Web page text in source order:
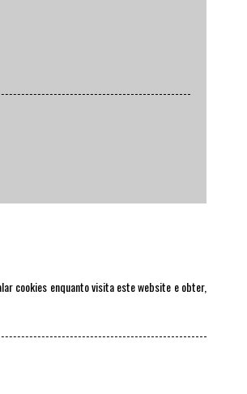
cookies enquanto visita este website e obter,